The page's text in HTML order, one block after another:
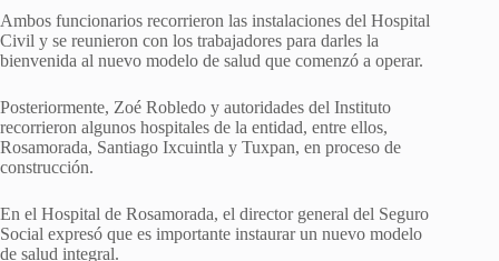
Ambos funcionarios recorrieron las instalaciones del Hospital
Civil y se reunieron con los trabajadores para darles la
bienvenida al nuevo modelo de salud que comenzó a operar.
Posteriormente, Zoé Robledo y autoridades del Instituto
recorrieron algunos hospitales de la entidad, entre ellos,
Rosamorada, Santiago Ixcuintla y Tuxpan, en proceso de
construcción.
En el Hospital de Rosamorada, el director general del Seguro
Social expresó que es importante instaurar un nuevo modelo
de salud integral.